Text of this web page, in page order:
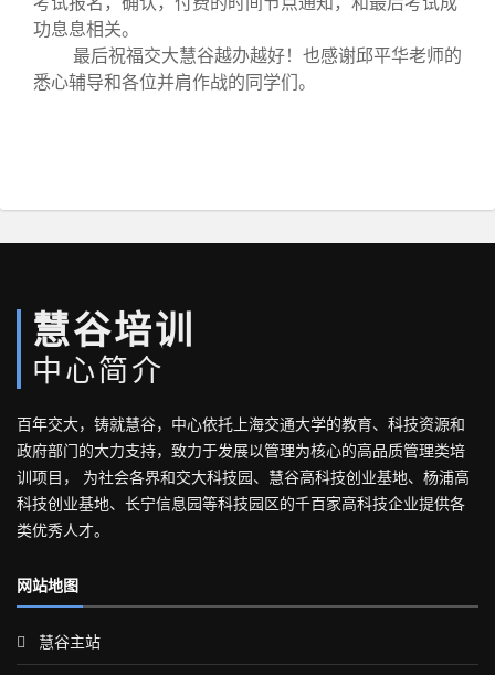
功息息相关。
最后祝福交大慧谷越办越好！也感谢邱平华老师的
悉心辅导和各位并肩作战的同学们。
慧谷培训
中心简介
百年交大，铸就慧谷，中心依托上海交通大学的教育、科技资源和
政府部门的大力支持，致力于发展以管理为核心的高品质管理类培
训项目， 为社会各界和交大科技园、慧谷高科技创业基地、杨浦高
科技创业基地、长宁信息园等科技园区的千百家高科技企业提供各
类优秀人才。
网站地图
慧谷主站